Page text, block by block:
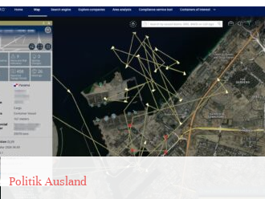
Politik Ausland